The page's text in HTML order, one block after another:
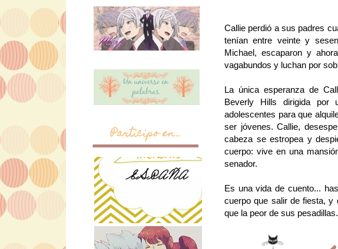
Callie perdió a sus padres
tenían entre veinte y
Michael, escaparon y
vagabundos y luchan por
La única esperanza de
Beverly Hills dirigida por
adolescentes para que
ser jóvenes. Callie,
cabeza se estropea y
cuerpo: vive en una
senador.
Es una vida de cuento...
cuerpo que salir de fiesta, y
que la peor de sus pesadillas.
Participo en...